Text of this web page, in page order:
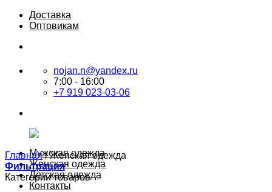
Skip
Доставка
Оптовикам
nojan.n@yandex.ru
7:00 - 16:00
+7 919 023-03-06
Мужская одежда
Женская одежда
Детская одежда
Контакты
Главная /Женская одежда
Фильтрация
Категории товаров